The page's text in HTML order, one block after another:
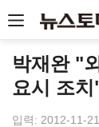
박재완 "
요시 조
입력: 2012-11-